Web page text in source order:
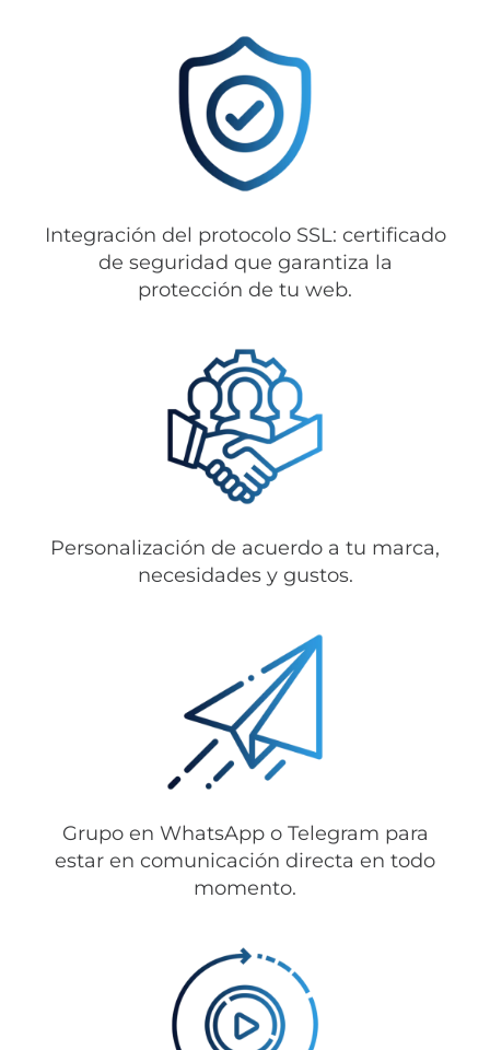
Integración del protocolo SSL: certificado
de seguridad que garantiza la
protección de tu web.
Personalización de acuerdo a tu marca,
necesidades y gustos.
Grupo en WhatsApp o Telegram para
estar en comunicación directa en todo
momento.